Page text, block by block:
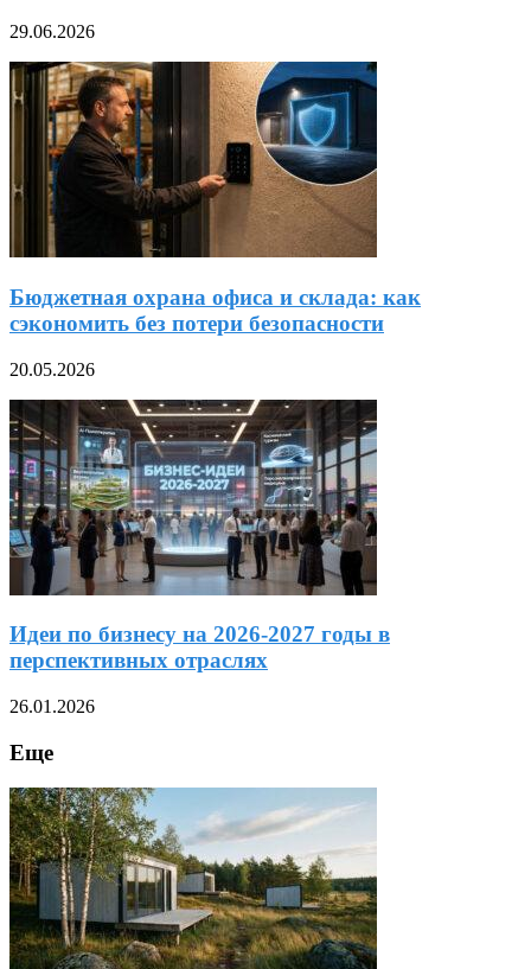
29.06.2026
Бюджетная охрана офиса и склада: как
сэкономить без потери безопасности
20.05.2026
Идеи по бизнесу на 2026-2027 годы в
перспективных отраслях
26.01.2026
Еще